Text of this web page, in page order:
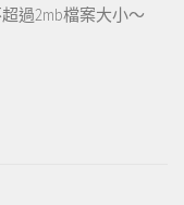
過2mb檔案大小～